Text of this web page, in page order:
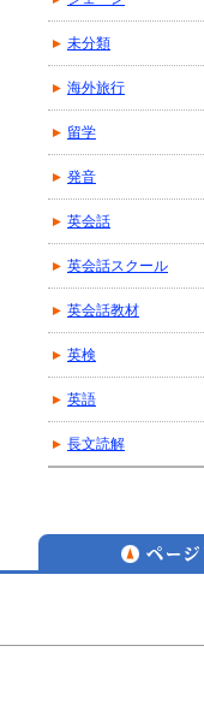
未分類
海外旅行
留学
発音
英会話
英会話スクール
英会話教材
英検
英語
長文読解